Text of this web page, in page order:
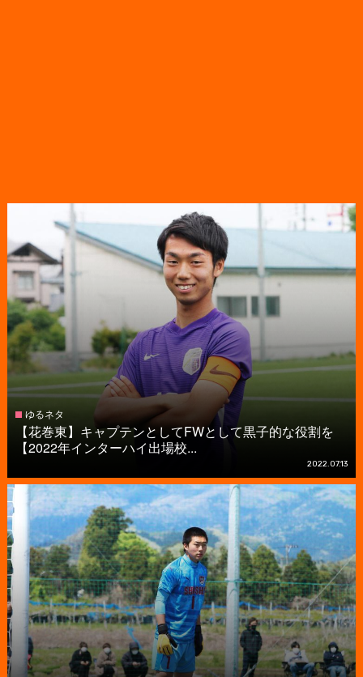
ゆるネタ
【花巻東】キャプテンとしてFWとして黒子的な役割を
【2022年インターハイ出場校...
2022.07.13